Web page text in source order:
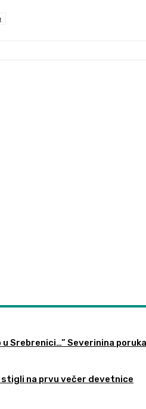
Srebrenici…” Severinina
na prvu večer devetnice